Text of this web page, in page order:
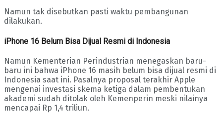
Namun tak disebutkan pasti waktu pembangunan
dilakukan.
iPhone 16 Belum Bisa Dijual Resmi di Indonesia
Namun Kementerian Perindustrian menegaskan baru-
baru ini bahwa iPhone 16 masih belum bisa dijual resmi di
Indonesia saat ini. Pasalnya proposal terakhir Apple
mengenai investasi skema ketiga dalam pembentukan
akademi sudah ditolak oleh Kemenperin meski nilainya
mencapai Rp 1,4 triliun.